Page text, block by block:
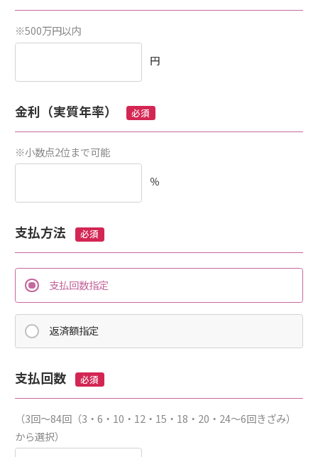
※500万円以内
円
金利（実質年率） 必須
※小数点2位まで可能
％
支払方法 必須
支払回数指定
返済額指定
支払回数 必須
（3回～84回（3・6・10・12・15・18・20・24～6回きざみ）
から選択）